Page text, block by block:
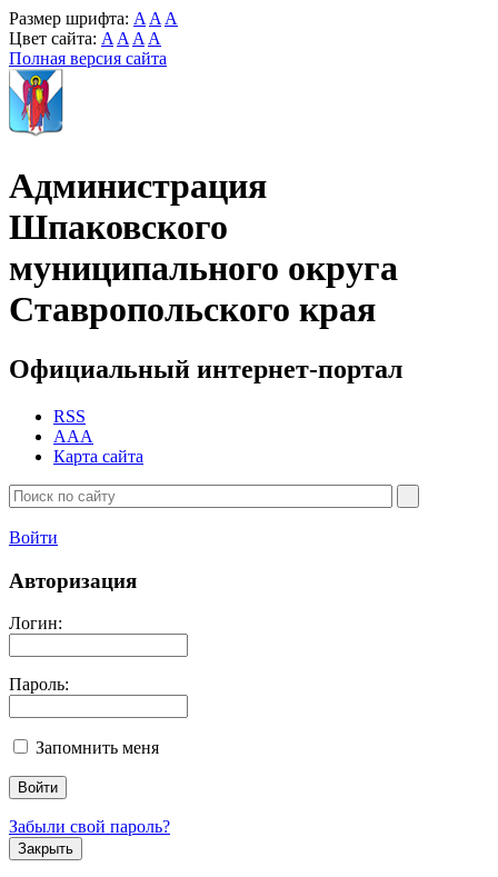
Размер шрифта: A A A
Цвет сайта: A A A A
Полная версия сайта
Администрация
Шпаковского
муниципального округа
Ставропольского края
Официальный интернет-портал
RSS
AAA
Карта сайта
Войти
Авторизация
Логин:
Пароль:
Запомнить меня
Забыли свой пароль?
Закрыть